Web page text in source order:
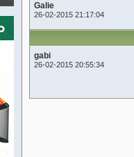
Galie
26-02-2015 21:17:04
gabi
26-02-2015 20:55:34